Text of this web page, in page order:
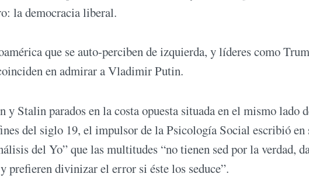
la democracia liberal.
que se auto-perciben de izquierda, y líderes como
en admirar a Vladimir Putin.
Stalin parados en la costa opuesta situada en el mismo lado
del siglo 19, el impulsor de la Psicología Social escribió en
del Yo” que las multitudes “no tienen sed por la verdad,
prefieren divinizar el error si éste los seduce”.